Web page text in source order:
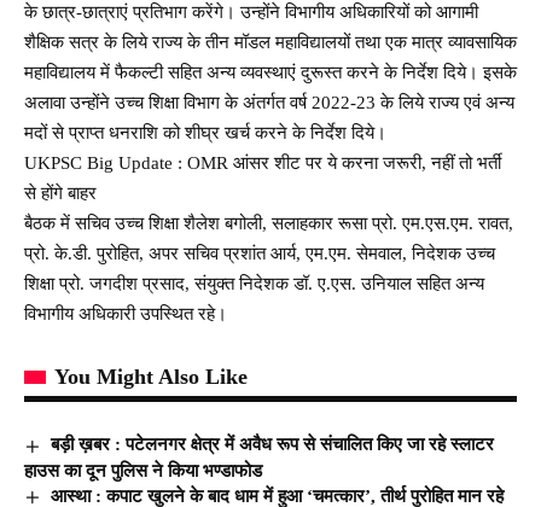
के छात्र-छात्राएं प्रतिभाग करेंगे। उन्होंने विभागीय अधिकारियों को आगामी
शैक्षिक सत्र के लिये राज्य के तीन मॉडल महाविद्यालयों तथा एक मात्र व्यावसायिक
महाविद्यालय में फैकल्टी सहित अन्य व्यवस्थाएं दुरूस्त करने के निर्देश दिये। इसके
अलावा उन्होंने उच्च शिक्षा विभाग के अंतर्गत वर्ष 2022-23 के लिये राज्य एवं अन्य
मदों से प्राप्त धनराशि को शीघ्र खर्च करने के निर्देश दिये।
UKPSC Big Update : OMR आंसर शीट पर ये करना जरूरी, नहीं तो भर्ती
से होंगे बाहर
बैठक में सचिव उच्च शिक्षा शैलेश बगोली, सलाहकार रूसा प्रो. एम.एस.एम. रावत,
प्रो. के.डी. पुरोहित, अपर सचिव प्रशांत आर्य, एम.एम. सेमवाल, निदेशक उच्च
शिक्षा प्रो. जगदीश प्रसाद, संयुक्त निदेशक डॉ. ए.एस. उनियाल सहित अन्य
विभागीय अधिकारी उपस्थित रहे।
You Might Also Like
बड़ी ख़बर : पटेलनगर क्षेत्र में अवैध रूप से संचालित किए जा रहे स्लाटर
हाउस का दून पुलिस ने किया भण्डाफोड
आस्था : कपाट खुलने के बाद धाम में हुआ ‘चमत्कार’, तीर्थ पुरोहित मान रहे